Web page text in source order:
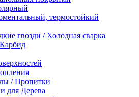
термостойкий
гвозди / Холодная сварка
/ Пропитки
для Дерева